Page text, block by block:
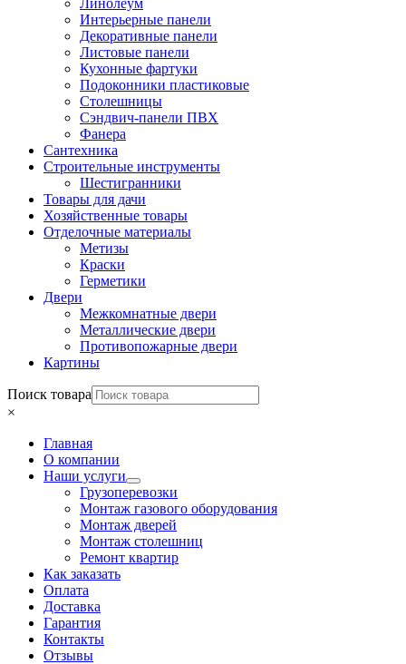
Линолеум
Интерьерные панели
Декоративные панели
Листовые панели
Кухонные фартуки
Подоконники пластиковые
Столешницы
Сэндвич-панели ПВХ
Фанера
Сантехника
Строительные инструменты
Шестигранники
Товары для дачи
Хозяйственные товары
Отделочные материалы
Метизы
Краски
Герметики
Двери
Межкомнатные двери
Металлические двери
Противопожарные двери
Картины
Поиск товара
×
Главная
О компании
Наши услуги
Грузоперевозки
Монтаж газового оборудования
Монтаж дверей
Монтаж столешниц
Ремонт квартир
Как заказать
Оплата
Доставка
Гарантия
Контакты
Отзывы